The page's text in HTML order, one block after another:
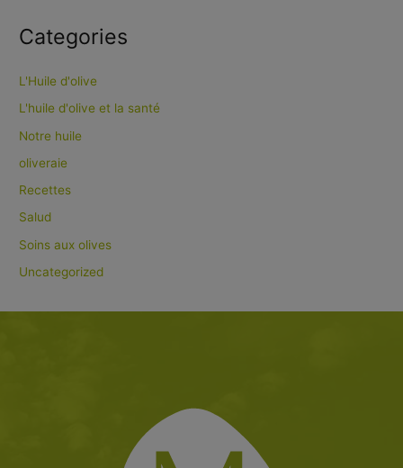
Categories
L'Huile d'olive
L'huile d'olive et la santé
Notre huile
oliveraie
Recettes
Salud
Soins aux olives
Uncategorized